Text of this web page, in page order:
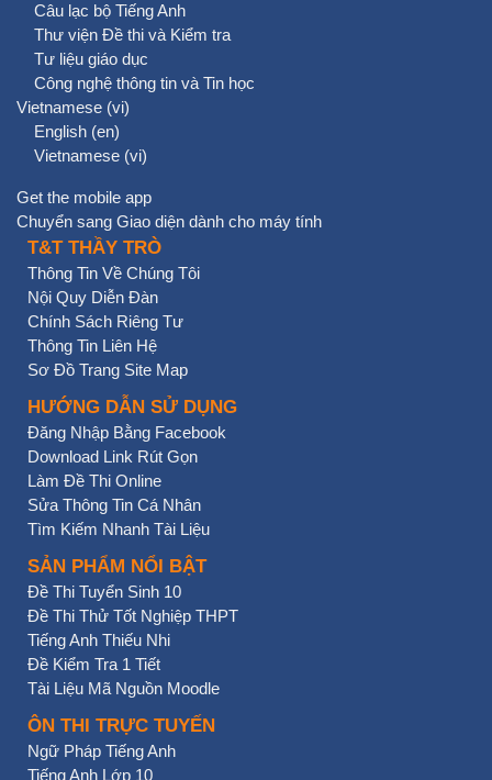
Câu lạc bộ Tiếng Anh
Thư viện Đề thi và Kiểm tra
Tư liệu giáo dục
Công nghệ thông tin và Tin học
Vietnamese ‎(vi)‎
English ‎(en)‎
Vietnamese ‎(vi)‎
Get the mobile app
Chuyển sang Giao diện dành cho máy tính
T&T THẦY TRÒ
Thông Tin Về Chúng Tôi
Nội Quy Diễn Đàn
Chính Sách Riêng Tư
Thông Tin Liên Hệ
Sơ Đồ Trang Site Map
HƯỚNG DẪN SỬ DỤNG
Đăng Nhập Bằng Facebook
Download Link Rút Gọn
Làm Đề Thi Online
Sửa Thông Tin Cá Nhân
Tìm Kiếm Nhanh Tài Liệu
SẢN PHẨM NỔI BẬT
Đề Thi Tuyển Sinh 10
Đề Thi Thử Tốt Nghiệp THPT
Tiếng Anh Thiếu Nhi
Đề Kiểm Tra 1 Tiết
Tài Liệu Mã Nguồn Moodle
ÔN THI TRỰC TUYẾN
Ngữ Pháp Tiếng Anh
Tiếng Anh Lớp 10